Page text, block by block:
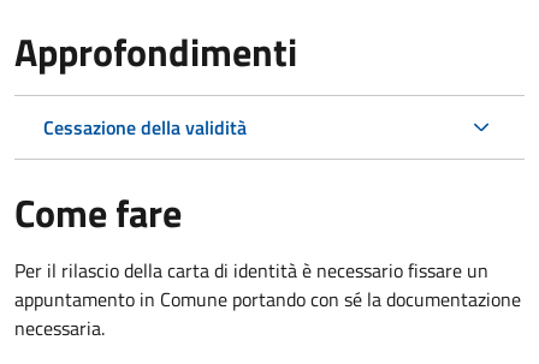
Approfondimenti
Cessazione della validità
Come fare
Per il rilascio della carta di identità è necessario fissare un
appuntamento in Comune portando con sé la documentazione
necessaria.